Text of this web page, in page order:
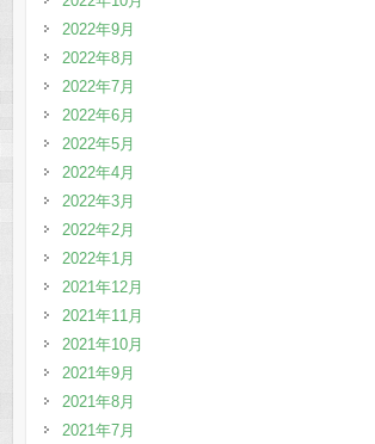
2022年9月
2022年8月
2022年7月
2022年6月
2022年5月
2022年4月
2022年3月
2022年2月
2022年1月
2021年12月
2021年11月
2021年10月
2021年9月
2021年8月
2021年7月